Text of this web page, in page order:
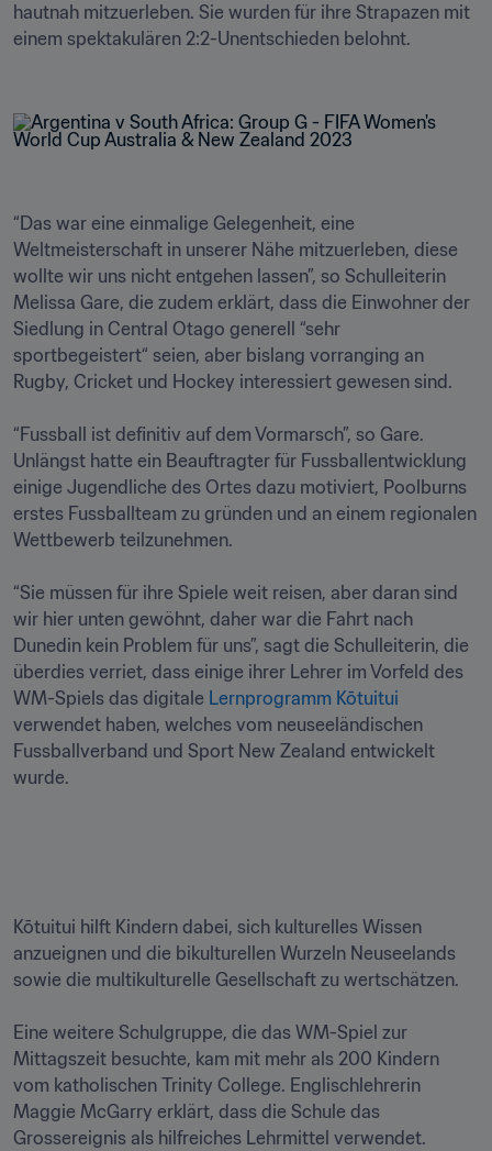
hautnah mitzuerleben. Sie wurden für ihre Strapazen mit
einem spektakulären 2:2-Unentschieden belohnt.
“Das war eine einmalige Gelegenheit, eine
Weltmeisterschaft in unserer Nähe mitzuerleben, diese
wollte wir uns nicht entgehen lassen”, so Schulleiterin
Melissa Gare, die zudem erklärt, dass die Einwohner der
Siedlung in Central Otago generell “sehr
sportbegeistert“ seien, aber bislang vorranging an
Rugby, Cricket und Hockey interessiert gewesen sind.
“Fussball ist definitiv auf dem Vormarsch”, so Gare.
Unlängst hatte ein Beauftragter für Fussballentwicklung
einige Jugendliche des Ortes dazu motiviert, Poolburns
erstes Fussballteam zu gründen und an einem regionalen
Wettbewerb teilzunehmen.
“Sie müssen für ihre Spiele weit reisen, aber daran sind
wir hier unten gewöhnt, daher war die Fahrt nach
Dunedin kein Problem für uns”, sagt die Schulleiterin, die
überdies verriet, dass einige ihrer Lehrer im Vorfeld des
WM-Spiels das digitale Lernprogramm Kōtuitui
verwendet haben, welches vom neuseeländischen
Fussballverband und Sport New Zealand entwickelt
wurde.
Kōtuitui hilft Kindern dabei, sich kulturelles Wissen
anzueignen und die bikulturellen Wurzeln Neuseelands
sowie die multikulturelle Gesellschaft zu wertschätzen.
Eine weitere Schulgruppe, die das WM-Spiel zur
Mittagszeit besuchte, kam mit mehr als 200 Kindern
vom katholischen Trinity College. Englischlehrerin
Maggie McGarry erklärt, dass die Schule das
Grossereignis als hilfreiches Lehrmittel verwendet.